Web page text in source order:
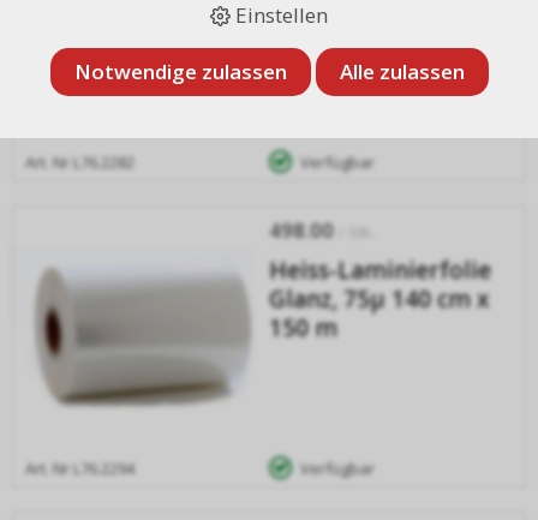
150 m
Art. Nr L76.2282 Verfügbar
498.00
Heiss-Laminierfolie
Glanz, 75µ 140 cm x
150 m
Art. Nr L76.2294 Verfügbar
Einstellen
Notwendige zulassen Alle zulassen